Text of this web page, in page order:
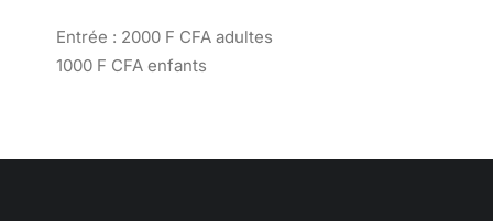
Entrée : 2000 F CFA adultes
1000 F CFA enfants